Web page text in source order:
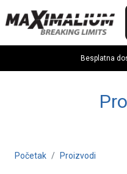
Besplatna
Početak Proizvodi